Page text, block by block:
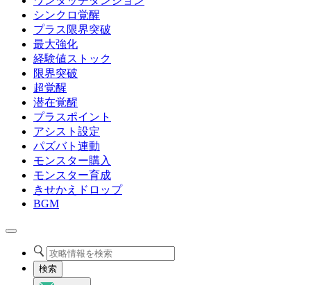
シンクロ覚醒
プラス限界突破
最大強化
経験値ストック
限界突破
超覚醒
潜在覚醒
プラスポイント
アシスト設定
パズバト連動
モンスター購入
モンスター育成
きせかえドロップ
BGM
検索